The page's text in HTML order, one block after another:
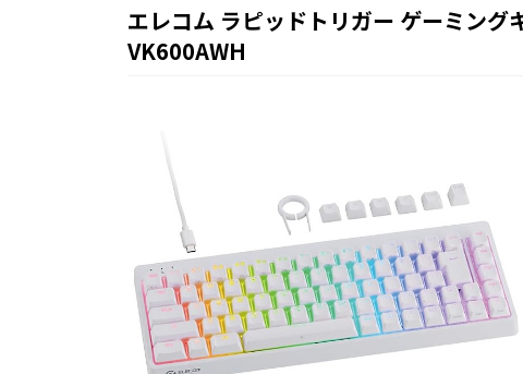
エレコム ラピッドトリガー ゲーミン
VK600AWH